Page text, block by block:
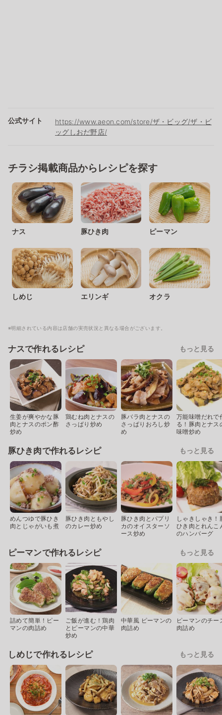
公式サイト
https://www.aeon.com/store/ザ・ビッグ/ザ・ビ
ッグしおだ野店/
チラシ掲載商品からレシピを探す
ナス 豚ひき肉 ピーマン
しめじ エリンギ オクラ
※明細されている内容は店舗の実売状況と異なる場合がございます。
ナスで作れるレシピ もっと見る
生姜が爽やかな豚
肉とナスのポン酢
炒め
鶏むね肉とナスの
さっぱり炒め
豚バラ肉とナスの
さっぱりおろし炒
め
万能味噌だれで
る！豚肉とナス
味噌炒め
豚ひき肉で作れるレシピ もっと見る
めんつゆで豚ひき
肉とじゃがいも煮
豚ひき肉ともやし
のカレー炒め
豚ひき肉とパプリ
カのオイスターソ
ース炒め
しゃきしゃき！
ひき肉とれんこ
のハンバーグ
ピーマンで作れるレシピ もっと見る
詰めて簡単！ピー
マンの肉詰め
ご飯が進む！鶏肉
とピーマンの中華
炒め
中華風 ピーマンの
肉詰め
ピーマンのチー
肉詰め
しめじで作れるレシピ もっと見る